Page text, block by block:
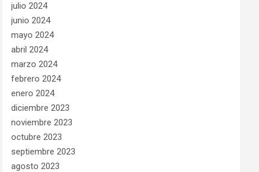
julio 2024
junio 2024
mayo 2024
abril 2024
marzo 2024
febrero 2024
enero 2024
diciembre 2023
noviembre 2023
octubre 2023
septiembre 2023
agosto 2023